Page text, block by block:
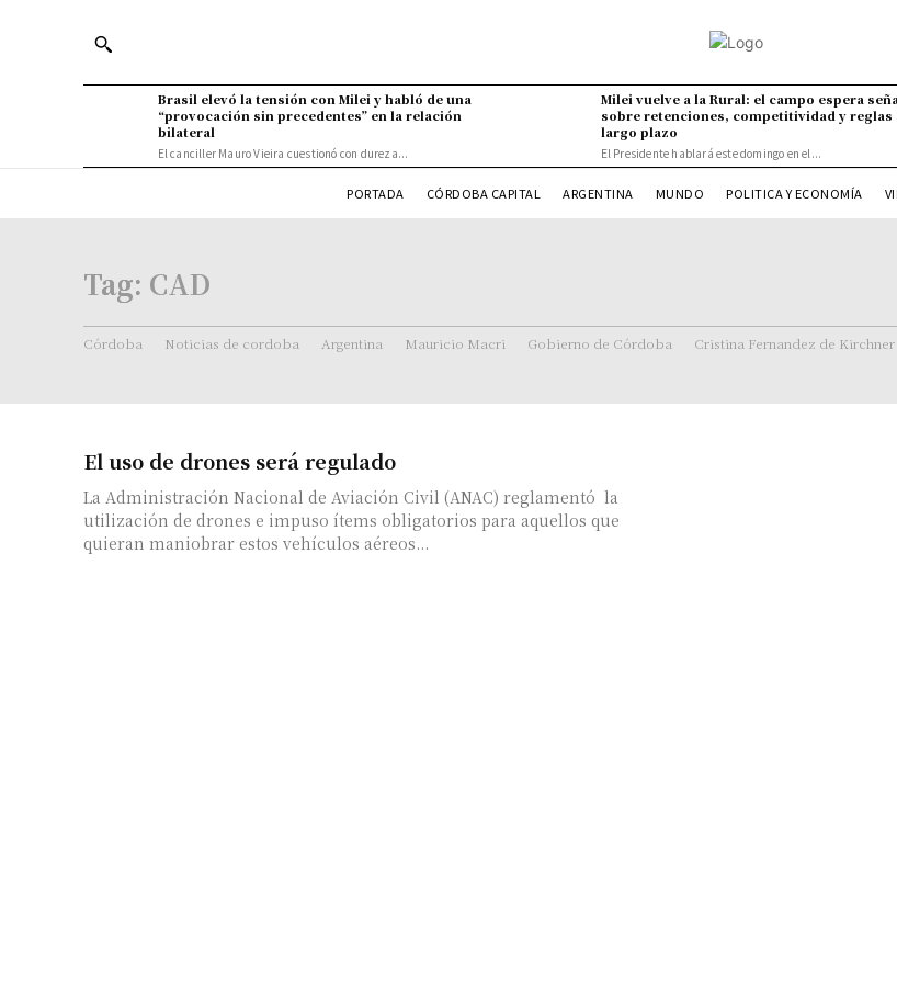
Brasil elevó la tensión con Milei y habló de una
“provocación sin precedentes” en la relación
bilateral
El canciller Mauro Vieira cuestionó con dureza...
Milei vuelve a la Rural: el campo espera
sobre retenciones, competitividad y reglas
largo plazo
El Presidente hablará este domingo en el...
PORTADA CÓRDOBA CAPITAL ARGENTINA MUNDO POLITICA Y ECONOMÍA
Tag: CAD
Córdoba Noticias de cordoba Argentina Mauricio Macri Gobierno de Córdoba Cristina Fernandez de Kirchner
El uso de drones será regulado
La Administración Nacional de Aviación Civil (ANAC) reglamentó la
utilización de drones e impuso ítems obligatorios para aquellos que
quieran maniobrar estos vehículos aéreos...